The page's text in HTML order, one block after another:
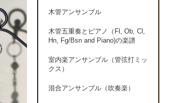
木管アンサンブル
木管五重奏とピアノ（Fl, Ob, Cl,
Hn, Fg/Bsn and Piano)の楽譜
室内楽アンサンブル（管弦打ミッ
クス）
混合アンサンブル（吹奏楽）